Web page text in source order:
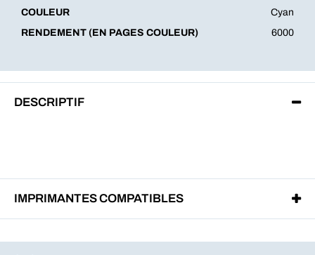
COULEUR
Cyan
RENDEMENT (EN PAGES COULEUR)
6000
DESCRIPTIF
IMPRIMANTES COMPATIBLES